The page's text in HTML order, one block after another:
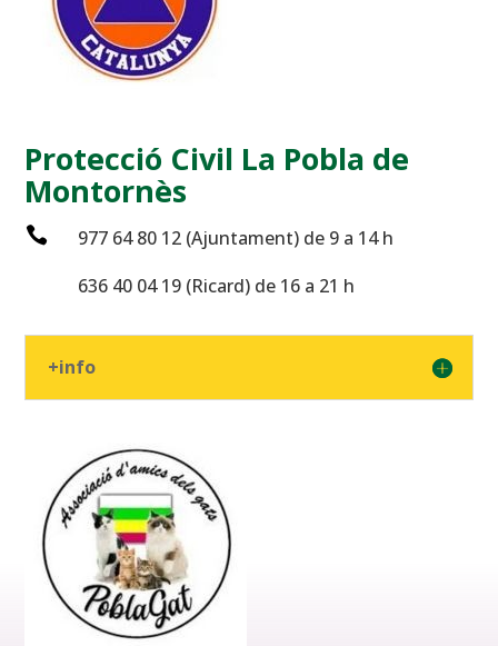
Protecció Civil La Pobla de
Montornès

977 64 80 12 (Ajuntament) de 9 a 14 h
636 40 04 19 (Ricard) de 16 a 21 h
+info